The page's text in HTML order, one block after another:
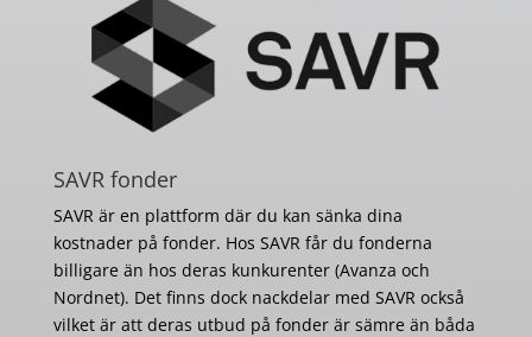
SAVR fonder
SAVR är en plattform där du kan sänka dina
kostnader på fonder. Hos SAVR får du fonderna
billigare än hos deras kunkurenter (Avanza och
Nordnet). Det finns dock nackdelar med SAVR också
vilket är att deras utbud på fonder är sämre än båda